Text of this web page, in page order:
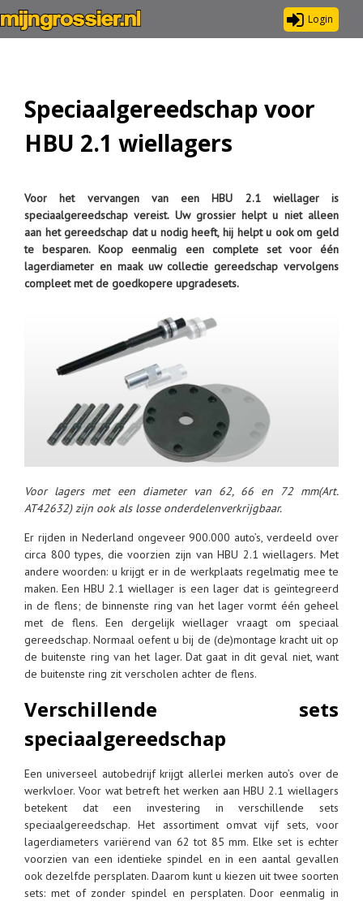
Login
Speciaalgereedschap voor
HBU 2.1 wiellagers
Voor het vervangen van een HBU 2.1 wiellager is
speciaalgereedschap vereist. Uw grossier helpt u niet alleen
aan het gereedschap dat u nodig heeft, hij helpt u ook om geld
te besparen. Koop eenmalig een complete set voor één
lagerdiameter en maak uw collectie gereedschap vervolgens
compleet met de goedkopere upgradesets.
Voor lagers met een diameter van 62, 66 en 72 mm(Art.
AT42632) zijn ook als losse onderdelenverkrijgbaar.
Er rijden in Nederland ongeveer 900.000 auto’s, verdeeld over
circa 800 types, die voorzien zijn van HBU 2.1 wiellagers. Met
andere woorden: u krijgt er in de werkplaats regelmatig mee te
maken. Een HBU 2.1 wiellager is een lager dat is geïntegreerd
in de flens; de binnenste ring van het lager vormt één geheel
met de flens. Een dergelijk wiellager vraagt om speciaal
gereedschap. Normaal oefent u bij de (de)montage kracht uit op
de buitenste ring van het lager. Dat gaat in dit geval niet, want
de buitenste ring zit verscholen achter de flens.
Verschillende sets
speciaalgereedschap
Een universeel autobedrijf krijgt allerlei merken auto’s over de
werkvloer. Voor wat betreft het werken aan HBU 2.1 wiellagers
betekent dat een investering in verschillende sets
speciaalgereedschap. Het assortiment omvat vijf sets, voor
lagerdiameters variërend van 62 tot 85 mm. Elke set is echter
voorzien van een identieke spindel en in een aantal gevallen
ook dezelfde persplaten. Daarom kunt u kiezen uit twee soorten
sets: met of zonder spindel en persplaten. Door eenmalig in